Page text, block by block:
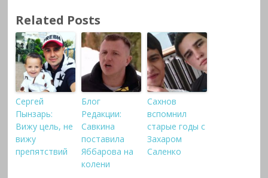
Related Posts
Сергей
Пынзарь:
Вижу цель, не
вижу
препятствий
Блог
Редакции:
Савкина
поставила
Яббарова на
колени
Сахнов
вспомнил
старые годы с
Захаром
Саленко